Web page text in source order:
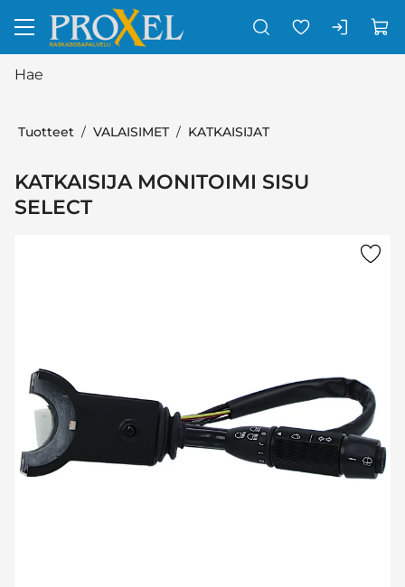
Siirry pääsisältöön
Tuotteet VALAISIMET KATKAISIJAT
KATKAISIJA MONITOIMI SISU
SELECT